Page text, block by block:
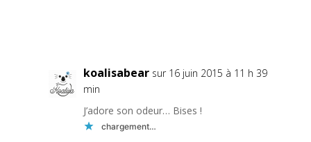
koalisabear sur 16 juin 2015 à 11 h 39
min
J’adore son odeur… Bises !
chargement…